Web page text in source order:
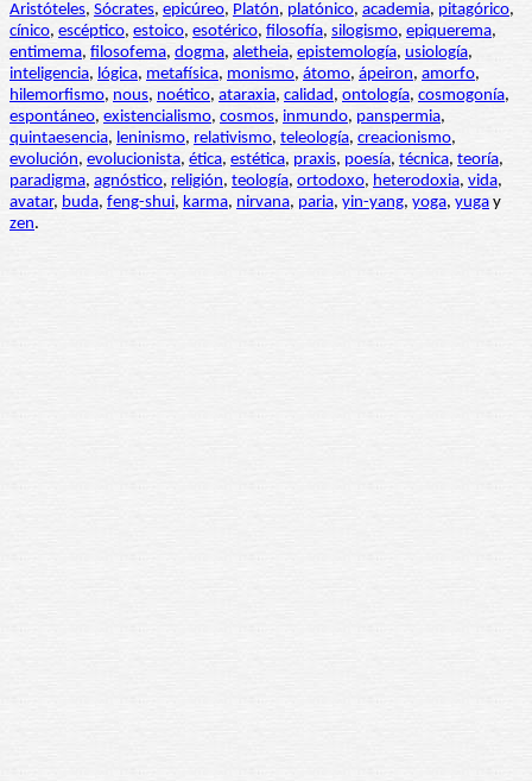
Aristóteles, Sócrates, epicúreo, Platón, platónico, academia, pitagórico,
cínico, escéptico, estoico, esotérico, filosofía, silogismo, epiquerema,
entimema, filosofema, dogma, aletheia, epistemología, usiología,
inteligencia, lógica, metafísica, monismo, átomo, ápeiron, amorfo,
hilemorfismo, nous, noético, ataraxia, calidad, ontología, cosmogonía,
espontáneo, existencialismo, cosmos, inmundo, panspermia,
quintaesencia, leninismo, relativismo, teleología, creacionismo,
evolución, evolucionista, ética, estética, praxis, poesía, técnica, teoría,
paradigma, agnóstico, religión, teología, ortodoxo, heterodoxia, vida,
avatar, buda, feng-shui, karma, nirvana, paria, yin-yang, yoga, yuga y
zen.